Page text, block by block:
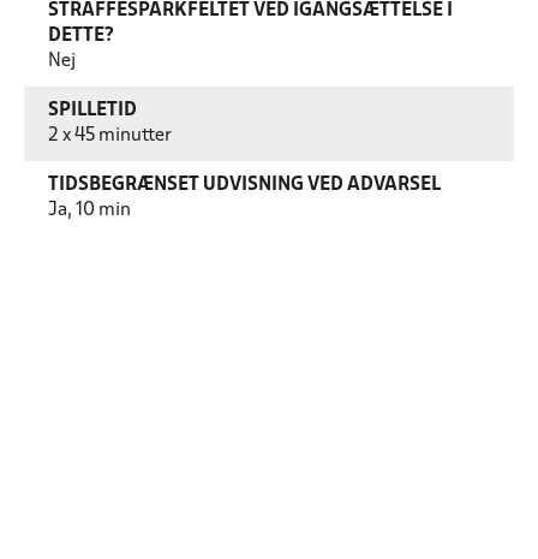
STRAFFESPARKFELTET VED IGANGSÆTTELSE I
DETTE?
Nej
SPILLETID
2 x 45 minutter
TIDSBEGRÆNSET UDVISNING VED ADVARSEL
Ja, 10 min